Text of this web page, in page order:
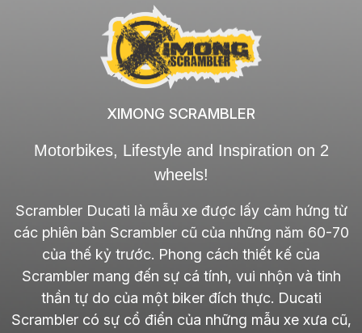
XIMONG SCRAMBLER
Motorbikes, Lifestyle and Inspiration on 2
wheels!
Scrambler Ducati là mẫu xe được lấy cảm hứng từ
các phiên bản Scrambler cũ của những năm 60-70
của thế kỷ trước. Phong cách thiết kế của
Scrambler mang đến sự cá tính, vui nhộn và tinh
thần tự do của một biker đích thực. Ducati
Scrambler có sự cổ điển của những mẫu xe xưa cũ,